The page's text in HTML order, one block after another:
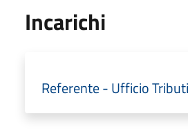
Incarichi
Referente - Ufficio Tributi